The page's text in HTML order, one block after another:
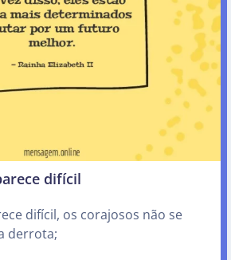
difícil
difícil, os corajosos não se
derrota;